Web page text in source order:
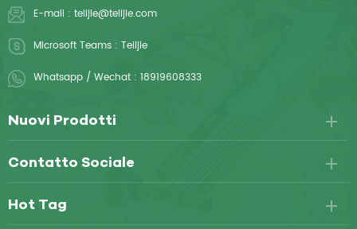
E-mail : telijie@telijie.com
Microsoft Teams : Telijie
Whatsapp / Wechat : 18919608333
Nuovi Prodotti
Contatto Sociale
Hot Tag